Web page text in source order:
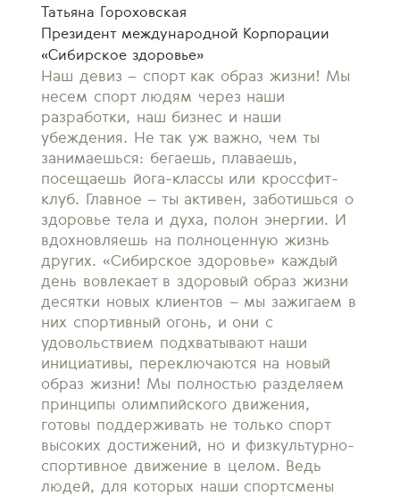
Татьяна Гороховская
Президент международной Корпорации
«Сибирское здоровье»
Наш девиз – спорт как образ жизни! Мы
несем спорт людям через наши
разработки, наш бизнес и наши
убеждения. Не так уж важно, чем ты
занимаешься: бегаешь, плаваешь,
посещаешь йога-классы или кроссфит-
клуб. Главное – ты активен, заботишься о
здоровье тела и духа, полон энергии. И
вдохновляешь на полноценную жизнь
других. «Сибирское здоровье» каждый
день вовлекает в здоровый образ жизни
десятки новых клиентов – мы зажигаем в
них спортивный огонь, и они с
удовольствием подхватывают наши
инициативы, переключаются на новый
образ жизни! Мы полностью разделяем
принципы олимпийского движения,
готовы поддерживать не только спорт
высоких достижений, но и физкультурно-
спортивное движение в целом. Ведь
людей, для которых наши спортсмены